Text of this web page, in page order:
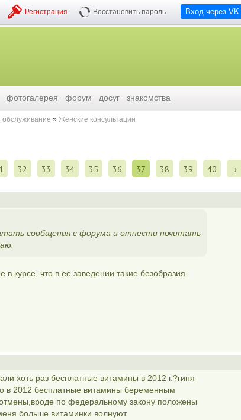
Вход через VK
Регистрация Восстановить пароль
фотогалерея форум досуг знакомства
обслуживание Женские консультации
32 33 34 35 36 37 38 39 40 ›
сообщения с форума и отнести почитать
курсе, что в ее заведении такие безобразия
хоть раз бесплатные витамины в 2012 г.?гиня
в 2012 бесплатные витамины беременным
по федеральному закону положены
больше витаминки волнуют.